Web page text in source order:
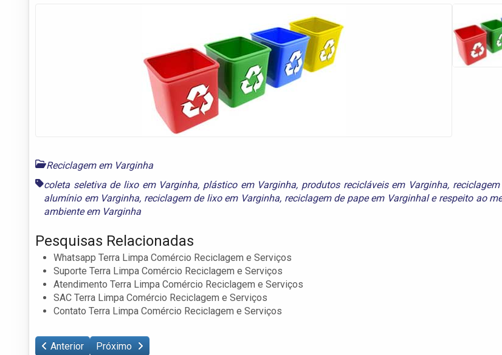
Reciclagem em Varginha
coleta seletiva de lixo em Varginha, plástico em Varginha, produtos recicláveis em Varginha, reciclagem
alumínio em Varginha, reciclagem de lixo em Varginha, reciclagem de pape em Varginhale respeito ao
ambiente em Varginha
Pesquisas Relacionadas
Whatsapp Terra Limpa Comércio Reciclagem e Serviços
Suporte Terra Limpa Comércio Reciclagem e Serviços
Atendimento Terra Limpa Comércio Reciclagem e Serviços
SAC Terra Limpa Comércio Reciclagem e Serviços
Contato Terra Limpa Comércio Reciclagem e Serviços
Anterior Próximo